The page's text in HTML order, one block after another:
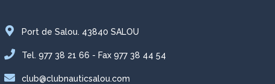
Port de Salou. 43840 SALOU
Tel. 977 38 21 66 - Fax 977 38 44 54
club@clubnauticsalou.com